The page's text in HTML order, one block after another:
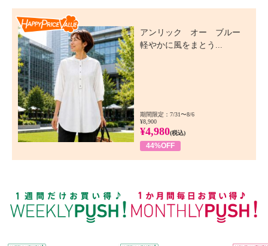
アンリック オー ブルー
軽やかに風をまとう...
期間限定：7/31〜8/6
¥8,900
¥4,980(税込)
44%OFF